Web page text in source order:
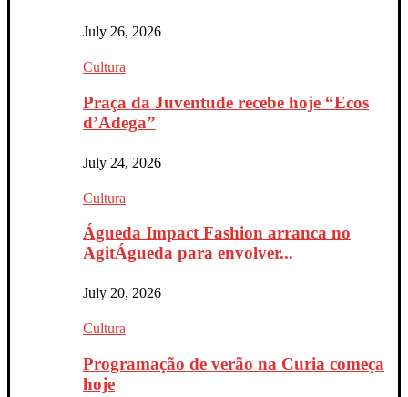
July 26, 2026
Cultura
Praça da Juventude recebe hoje “Ecos
d’Adega”
July 24, 2026
Cultura
Águeda Impact Fashion arranca no
AgitÁgueda para envolver...
July 20, 2026
Cultura
Programação de verão na Curia começa
hoje